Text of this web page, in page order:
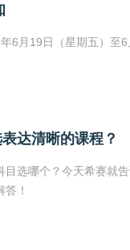
6月19日（星期五）至
达清晰的课程？
选哪个？今天希赛就
！